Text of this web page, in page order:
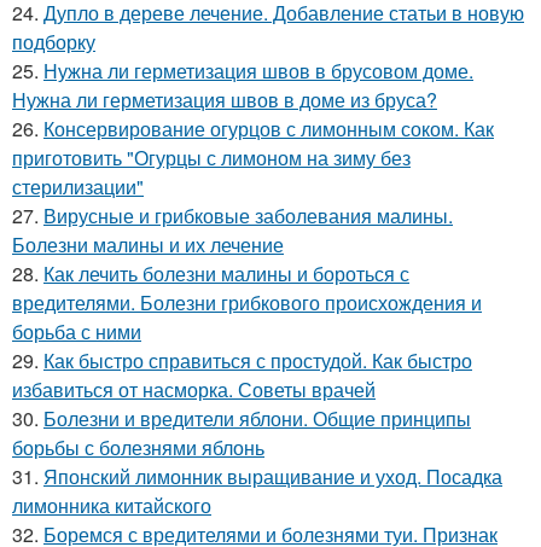
24. Дупло в дереве лечение. Добавление статьи в новую
подборку
25. Нужна ли герметизация швов в брусовом доме.
Нужна ли герметизация швов в доме из бруса?
26. Консервирование огурцов с лимонным соком. Как
приготовить "Огурцы с лимоном на зиму без
стерилизации"
27. Вирусные и грибковые заболевания малины.
Болезни малины и их лечение
28. Как лечить болезни малины и бороться с
вредителями. Болезни грибкового происхождения и
борьба с ними
29. Как быстро справиться с простудой. Как быстро
избавиться от насморка. Советы врачей
30. Болезни и вредители яблони. Общие принципы
борьбы с болезнями яблонь
31. Японский лимонник выращивание и уход. Посадка
лимонника китайского
32. Боремся с вредителями и болезнями туи. Признак